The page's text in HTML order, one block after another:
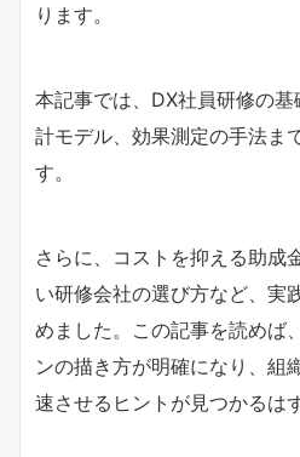
ります。
本記事では、DX社員研修の
計モデル、効果測定の手法ま
す。
さらに、コストを抑える助成
い研修会社の選び方など、実
めました。この記事を読めば
ンの描き方が明確になり、組
速させるヒントが見つかるは